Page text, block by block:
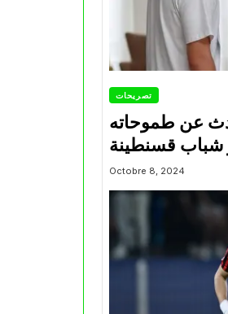
تصريحات
عن طموحاته
شباب قسنطينة
Octobre 8, 2024